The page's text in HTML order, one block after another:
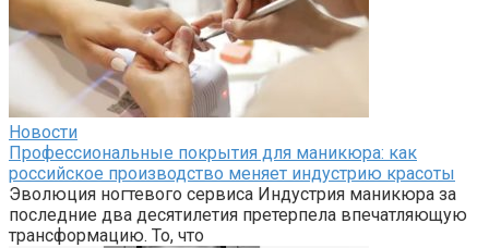
Новости
Профессиональные покрытия для маникюра: как
российское производство меняет индустрию красоты
Эволюция ногтевого сервиса Индустрия маникюра за
последние два десятилетия претерпела впечатляющую
трансформацию. То, что